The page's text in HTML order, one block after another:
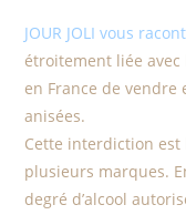
JOUR JOLI vous
étroitement liée
en France de vendre
anisées.
Cette interdiction est
plusieurs marques.
degré d’alcool